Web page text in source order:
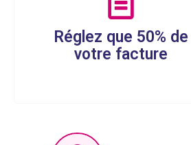
Réglez que 50% de
votre facture